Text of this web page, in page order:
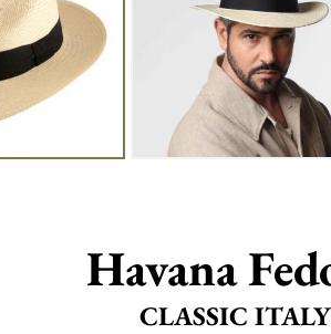
Havana
CLASSIC ITALY